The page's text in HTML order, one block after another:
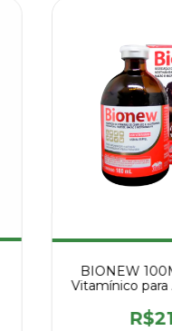
BIONEW
Vitamínico